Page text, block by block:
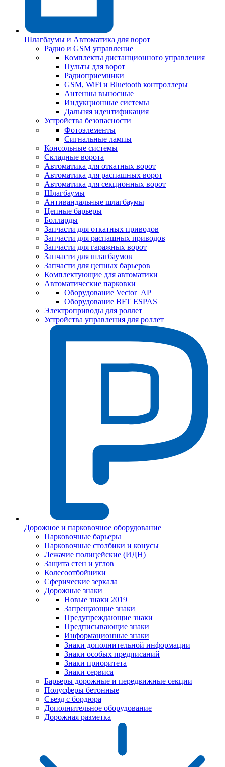
Шлагбаумы и Автоматика для ворот
Радио и GSM управление
Комплекты дистанционного управления
Пульты для ворот
Радиоприемники
GSM, WiFi и Bluetooth контроллеры
Антенны выносные
Индукционные системы
Дальняя идентификация
Устройства безопасности
Фотоэлементы
Сигнальные лампы
Консольные системы
Складные ворота
Автоматика для откатных ворот
Автоматика для распашных ворот
Автоматика для секционных ворот
Шлагбаумы
Антивандальные шлагбаумы
Цепные барьеры
Болларды
Запчасти для откатных приводов
Запчасти для распашных приводов
Запчасти для гаражных ворот
Запчасти для шлагбаумов
Запчасти для цепных барьеров
Комплектующие для автоматики
Автоматические парковки
Оборудование Vector_AP
Оборудование BFT ESPAS
Электроприводы для роллет
Устройства управления для роллет
Дорожное и парковочное оборудование
Парковочные барьеры
Парковочные столбики и конусы
Лежачие полицейские (ИДН)
Защита стен и углов
Колесоотбойники
Сферические зеркала
Дорожные знаки
Новые знаки 2019
Запрещающие знаки
Предупреждающие знаки
Предписывающие знаки
Информационные знаки
Знаки дополнительной информации
Знаки особых предписаний
Знаки приоритета
Знаки сервиса
Барьеры дорожные и передвижные секции
Полусферы бетонные
Съезд с бордюра
Дополнительное оборудование
Дорожная разметка